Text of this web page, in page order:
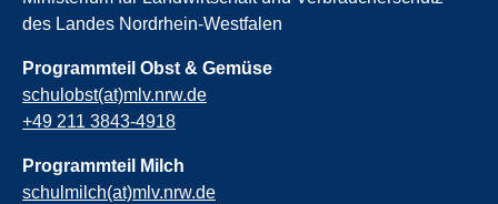
des Landes Nordrhein-Westfalen
Programmteil Obst & Gemüse
schulobst(at)mlv.nrw.de
+49 211 3843-4918
Programmteil Milch
schulmilch(at)mlv.nrw.de